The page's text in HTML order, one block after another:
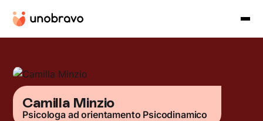
Camilla Minzio
Psicologa ad orientamento Psicodinamico